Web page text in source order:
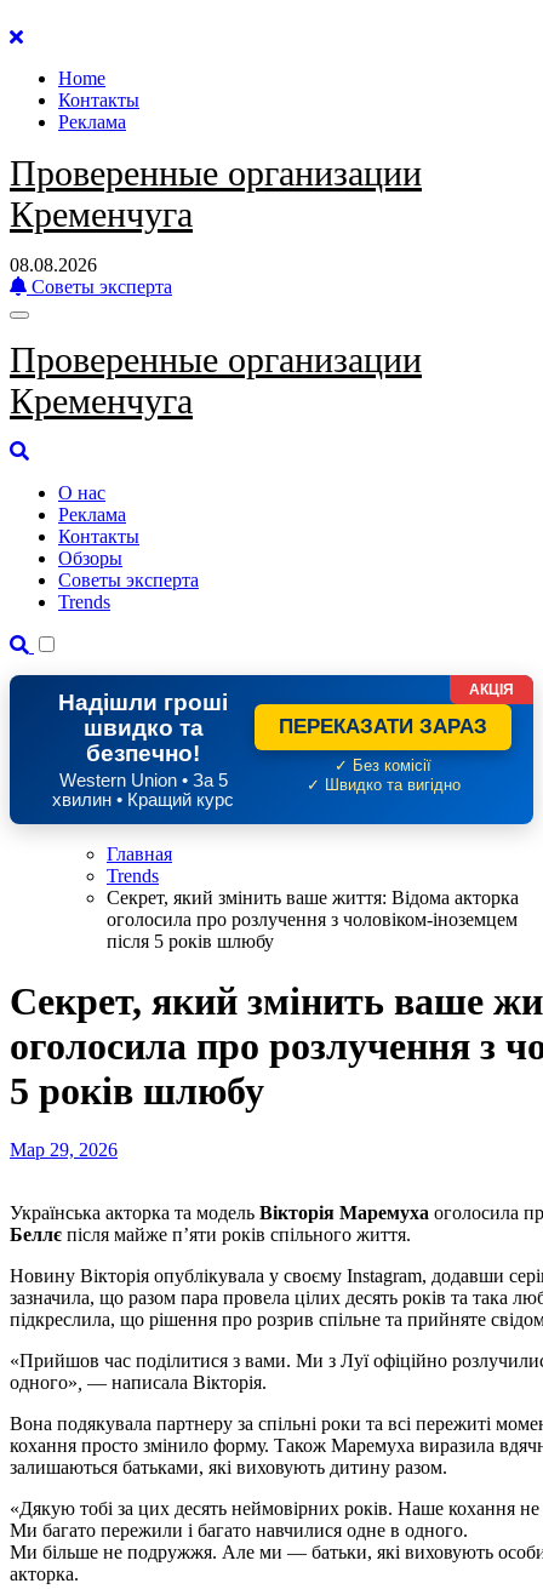
Перейти
содержанию
Home
Контакты
Реклама
Проверенные организации
Кременчуга
08.08.2026
Советы эксперта
Проверенные организации
Кременчуга
О нас
Реклама
Контакты
Обзоры
Советы эксперта
Trends
Надішли гроші
швидко та
безпечно!
Western Union • За 5
хвилин • Кращий курс
ПЕРЕКАЗАТИ ЗАРАЗ
✓ Без комісії
✓ Швидко та вигідно
АКЦІЯ
Главная
Trends
Секрет, який змінить ваше життя: Відома акторка
оголосила про розлучення з чоловіком-іноземцем
після 5 років шлюбу
Секрет, який змінить ваше
оголосила про розлучення з
5 років шлюбу
Мар 29, 2026
Українська акторка та модель Вікторія Маремуха оголосила
Беллє після майже п’яти років спільного життя.
Новину Вікторія опублікувала у своєму Instagram, додавши
зазначила, що разом пара провела цілих десять років та така
підкреслила, що рішення про розрив спільне та прийняте
«Прийшов час поділитися з вами. Ми з Луї офіційно
одного» — написала Вікторія.
Вона подякувала партнеру за спільні роки та всі пережиті
кохання просто змінило форму. Також Маремуха виразила
залишаються батьками, які виховують дитину разом.
«Дякую тобі за цих десять неймовірних років. Наше кохання
Ми багато пережили і багато навчилися одне в одного.
Ми більше не подружжя. Але ми — батьки, які виховують
акторка.